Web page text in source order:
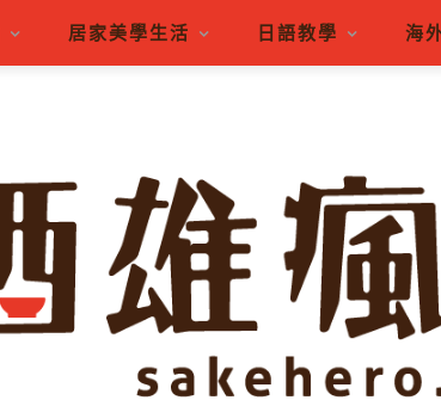
居家美學生活 日語教學 海